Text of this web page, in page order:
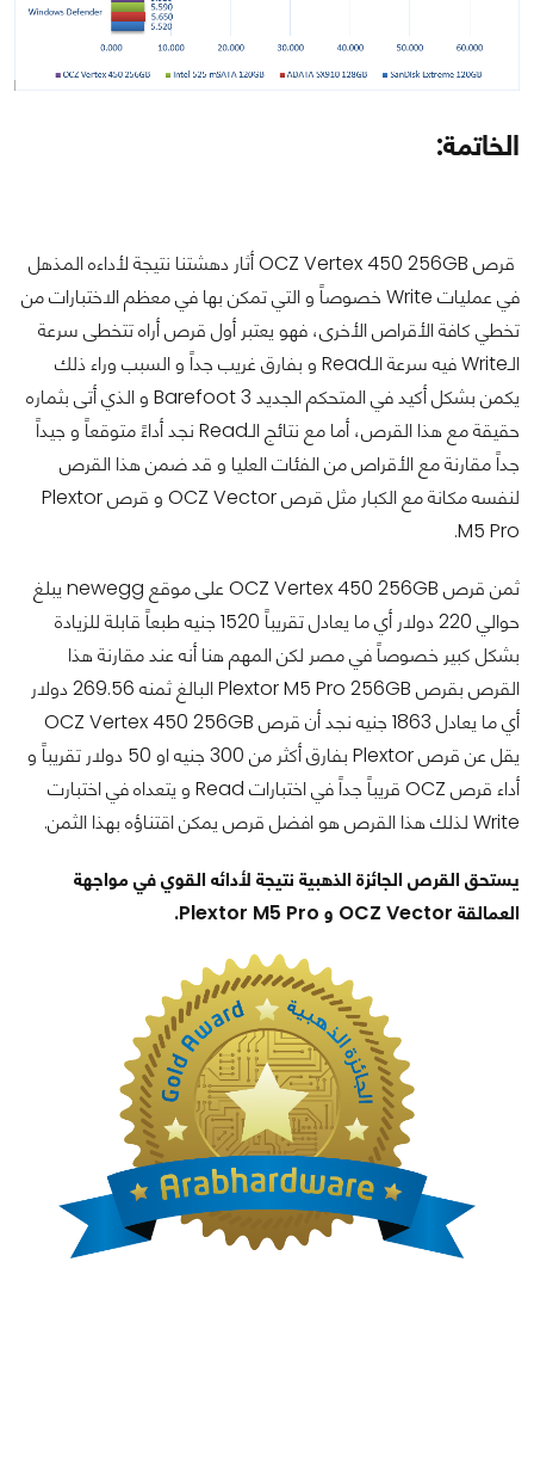
الخاتمة:
قرص OCZ Vertex 450 256GB أثار دهشتنا نتيجة لأداءه المذهل
في عمليات Write خصوصاً و التي تمكن بها في معظم الاختبارات من
تخطي كافة الأقراص الأخرى، فهو يعتبر أول قرص أراه تتخطى سرعة
الـWrite فيه سرعة الـRead و بفارق غريب جداً و السبب وراء ذلك
يكمن بشكل أكيد في المتحكم الجديد Barefoot 3 و الذي أتى بثماره
حقيقة مع هذا القرص، أما مع نتائج الـRead نجد أداءً متوقعاً و جيداً
جداً مقارنة مع الأقراص من الفئات العليا و قد ضمن هذا القرص
لنفسه مكانة مع الكبار مثل قرص OCZ Vector و قرص Plextor
M5 Pro.
ثمن قرص OCZ Vertex 450 256GB على موقع newegg يبلغ
حوالي 220 دولار أي ما يعادل تقريباً 1520 جنيه طبعاً قابلة للزيادة
بشكل كبير خصوصاً في مصر لكن المهم هنا أنه عند مقارنة هذا
القرص بقرص Plextor M5 Pro 256GB البالغ ثمنه 269.56 دولار
أي ما يعادل 1863 جنيه نجد أن قرص OCZ Vertex 450 256GB
يقل عن قرص Plextor بفارق أكثر من 300 جنيه او 50 دولار تقريباً و
أداء قرص OCZ قريباً جداً في اختبارات Read و يتعداه في اختبارت
Write لذلك هذا القرص هو افضل قرص يمكن اقتناؤه بهذا الثمن.
يستحق القرص الجائزة الذهبية نتيجة لأدائه القوي في مواجهة
العمالقة OCZ Vector و Plextor M5 Pro.